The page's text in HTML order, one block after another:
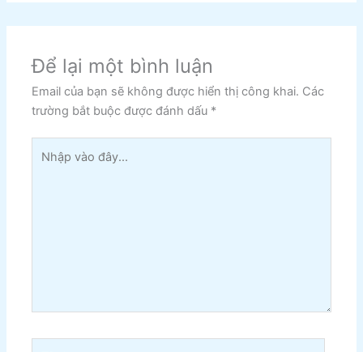
Để lại một bình luận
Email của bạn sẽ không được hiển thị công khai. Các
trường bắt buộc được đánh dấu *